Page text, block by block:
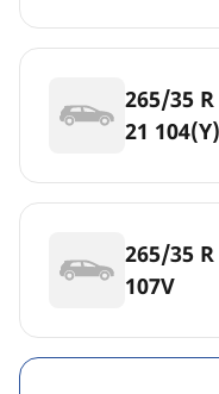
265/35
21 104(Y)
265/35
107V